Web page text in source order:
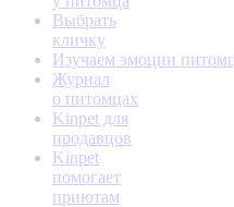
Выбрать
кличку
Изучаем эмоции
Журнал
о питомцах
Kinpet для
продавцов
Kinpet
помогает
приютам